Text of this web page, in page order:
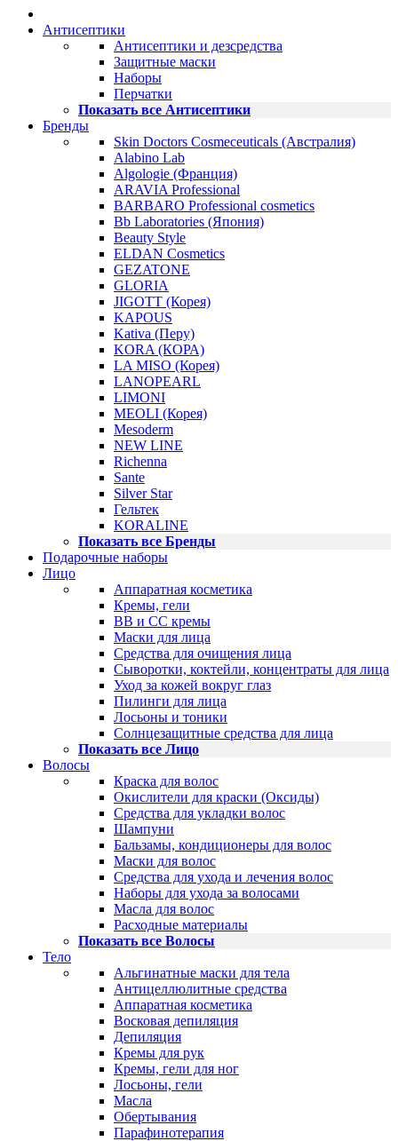
Антисептики
Антисептики и дезсредства
Защитные маски
Наборы
Перчатки
Показать все Антисептики
Бренды
Skin Doctors Cosmeceuticals (Австралия)
Alabino Lab
Algologie (Франция)
ARAVIA Professional
BARBARO Professional cosmetics
Bb Laboratories (Япония)
Beauty Style
ELDAN Cosmetics
GEZATONE
GLORIA
JIGOTT (Корея)
KAPOUS
Kativa (Перу)
KORA (КОРА)
LA MISO (Корея)
LANOPEARL
LIMONI
MEOLI (Корея)
Mesoderm
NEW LINE
Richenna
Sante
Silver Star
Гельтек
KORALINE
Показать все Бренды
Подарочные наборы
Лицо
Аппаратная косметика
Кремы, гели
BB и CC кремы
Маски для лица
Средства для очищения лица
Сыворотки, коктейли, концентраты для лица
Уход за кожей вокруг глаз
Пилинги для лица
Лосьоны и тоники
Солнцезащитные средства для лица
Показать все Лицо
Волосы
Краска для волос
Окислители для краски (Оксиды)
Средства для укладки волос
Шампуни
Бальзамы, кондиционеры для волос
Маски для волос
Средства для ухода и лечения волос
Наборы для ухода за волосами
Масла для волос
Расходные материалы
Показать все Волосы
Тело
Альгинатные маски для тела
Антицеллюлитные средства
Аппаратная косметика
Восковая депиляция
Депиляция
Кремы для рук
Кремы, гели для ног
Лосьоны, гели
Масла
Обертывания
Парафинотерапия